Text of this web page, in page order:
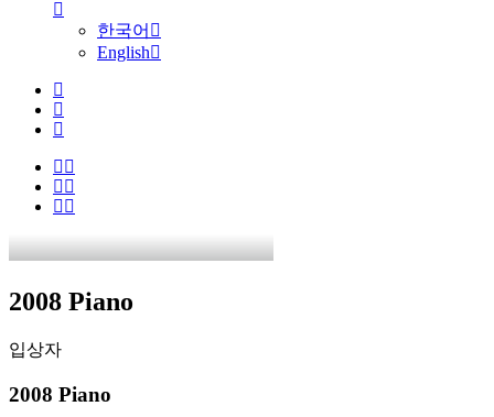
한국어
English
2008 Piano
입상자
2008 Piano